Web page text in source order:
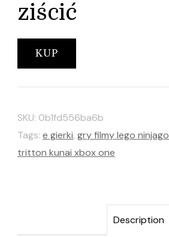
ziścić
KUP
SKU: 0b1fd556ba6b
Tags: e gierki, gry filmy lego ninjago
tritton kunai xbox one
Description